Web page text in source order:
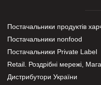
Постачальники продуктів
Постачальники nonfood
Постачальники Private Label
Retail. Роздрібні мережі,
Дистрибутори України